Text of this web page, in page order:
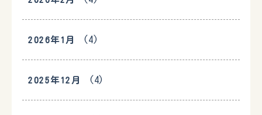
2026年1月 (4)
2025年12月 (4)